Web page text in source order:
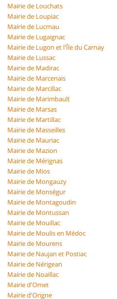
Mairie de Louchats
Mairie de Loupiac
Mairie de Lucmau
Mairie de Lugaignac
Mairie de Lugon et l'Île du Carnay
Mairie de Lussac
Mairie de Madirac
Mairie de Marcenais
Mairie de Marcillac
Mairie de Marimbault
Mairie de Marsas
Mairie de Martillac
Mairie de Masseilles
Mairie de Mauriac
Mairie de Mazion
Mairie de Mérignas
Mairie de Mios
Mairie de Mongauzy
Mairie de Monségur
Mairie de Montagoudin
Mairie de Montussan
Mairie de Mouillac
Mairie de Moulis en Médoc
Mairie de Mourens
Mairie de Naujan et Postiac
Mairie de Nérigean
Mairie de Noaillac
Mairie d'Omet
Mairie d'Origne